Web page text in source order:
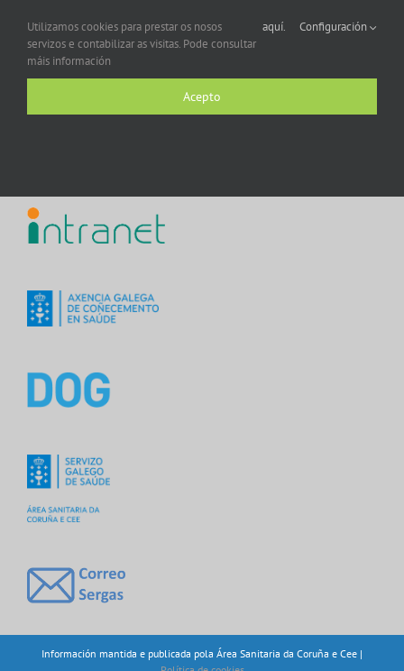
Información mantida e publicada pola Área Sanitaria da Coruña e Cee |
Utilizamos cookies para prestar os nosos
servizos e contabilizar as visitas. Pode consultar
máis información
aquí. Configuración
Acepto